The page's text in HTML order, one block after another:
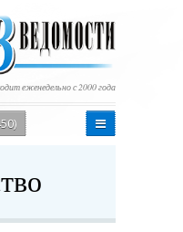
еженедельно с 2000 года